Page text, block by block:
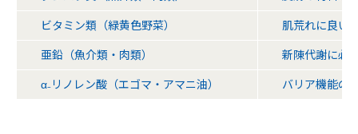
ビタミン類（緑黄色野菜） 肌荒れに良い
亜鉛（魚介類・肉類） 新陳代謝に必
α₋リノレン酸（エゴマ・アマニ油） バリア機能の